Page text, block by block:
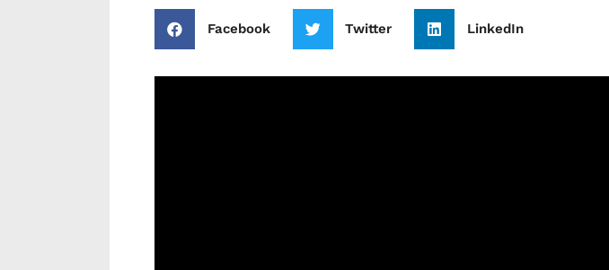
Facebook Twitter LinkedIn